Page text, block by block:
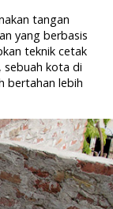
tangan
yang berbasis
teknik cetak
sebuah kota di
bertahan lebih